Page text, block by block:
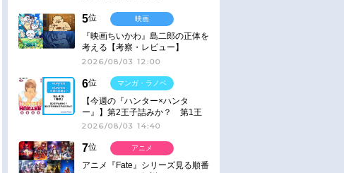
5位
『映画ちいかわ』島二郎の正体を
考える【考察・レビュー】
2026/08/03 12:00
映画
6位
【今週の『ハンター×ハンタ
ー』】第2王子詰みか？ 第1王
子と第4王子が対峙「発令」＜
2026/08/03 14:40
マンガ・ラノベ
7位
アニメ『Fate』シリーズ見る順番
アニメ